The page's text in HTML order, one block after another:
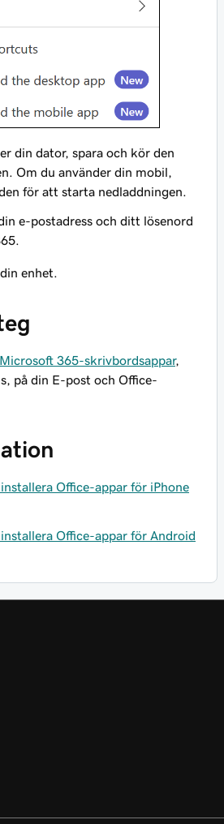
din dator, spara och kör den
Om du använder din mobil,
för att starta nedladdningen.
e-postadress och ditt lösenord
enhet.
Microsoft 365-skrivbordsappar,
på din E-post och Office-
Office-appar för iPhone
Office-appar för Android